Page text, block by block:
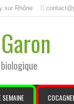
sur Rhône
SEMAINE